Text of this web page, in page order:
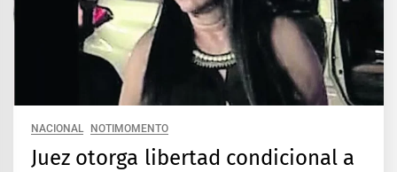
NACIONAL NOTIMOMENTO
Juez otorga libertad condicional a